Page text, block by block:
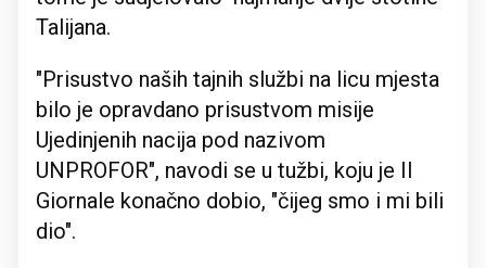
Talijana.
"Prisustvo naših tajnih službi na licu mjesta
bilo je opravdano prisustvom misije
Ujedinjenih nacija pod nazivom
UNPROFOR", navodi se u tužbi, koju je Il
Giornale konačno dobio, "čijeg smo i mi bili
dio".